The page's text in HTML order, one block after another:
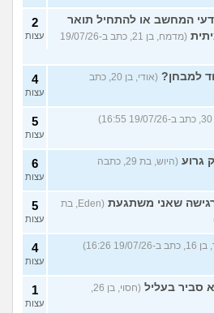
המחשב או להתחיל תואר
(מדמח, בן 21, כתב ב-19/07/26
2
עצות
למבחן?
(אודי, בן 20, כתב
4
עצות
5
עצות
גרוע
(היוש, בת 29, כתבה
6
עצות
שאני משתגעת
(Eden, בת
5
עצות
26 16:26)
4
עצות
סביר בעליל
(חסוי, בן 26,
1
עצות